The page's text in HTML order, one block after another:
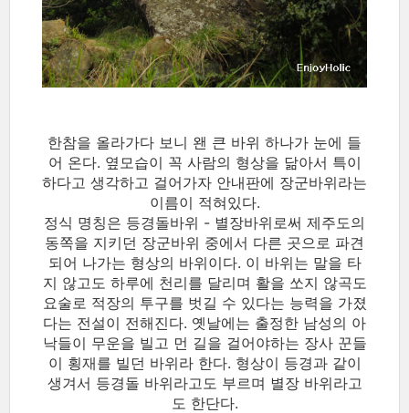
한참을 올라가다 보니 왠 큰 바위 하나가 눈에 들
어 온다. 옆모습이 꼭 사람의 형상을 닮아서 특이
하다고 생각하고 걸어가자 안내판에 장군바위라는
이름이 적혀있다.
정식 명칭은 등경돌바위 - 별장바위로써 제주도의
동쪽을 지키던 장군바위 중에서 다른 곳으로 파견
되어 나가는 형상의 바위이다. 이 바위는 말을 타
지 않고도 하루에 천리를 달리며 활을 쏘지 않곡도
요술로 적장의 투구를 벗길 수 있다는 능력을 가졌
다는 전설이 전해진다. 옛날에는 출정한 남성의 아
낙들이 무운을 빌고 먼 길을 걸어야하는 장사 꾼들
이 횡재를 빌던 바위라 한다. 형상이 등경과 같이
생겨서 등경돌 바위라고도 부르며 별장 바위라고
도 한단다.